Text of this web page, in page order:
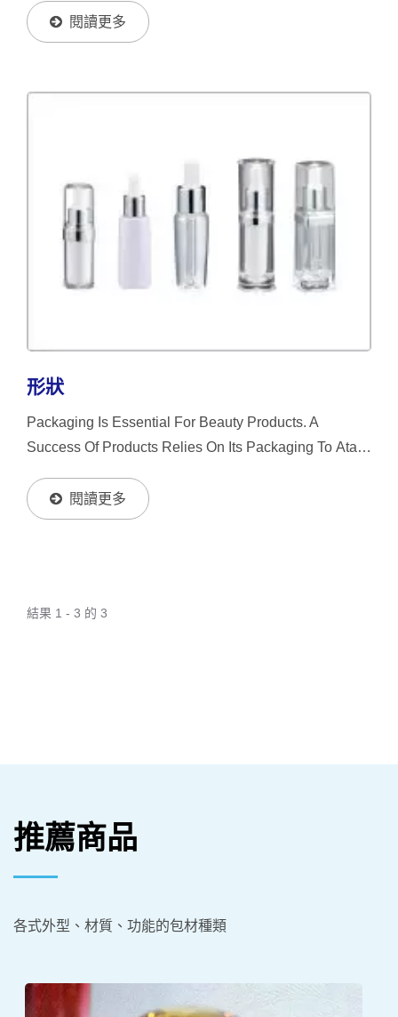
Into An Exciting Packaging World. COSJAR Will Be
Your...
閱讀更多
形狀
Packaging Is Essential For Beauty Products. A
Success Of Products Relies On Its Packaging To Atact
Into An Exciting Packaging World. COSJAR Will Be
Your...
閱讀更多
結果 1 - 3 的 3
推薦商品
各式外型、材質、功能的包材種類